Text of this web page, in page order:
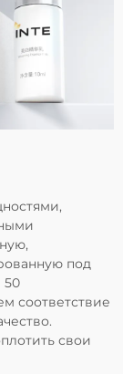
под
50
соответствие
свои